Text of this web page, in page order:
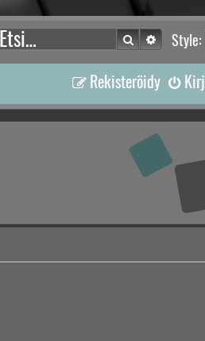
Style:
Etsi
Rekisteröidy